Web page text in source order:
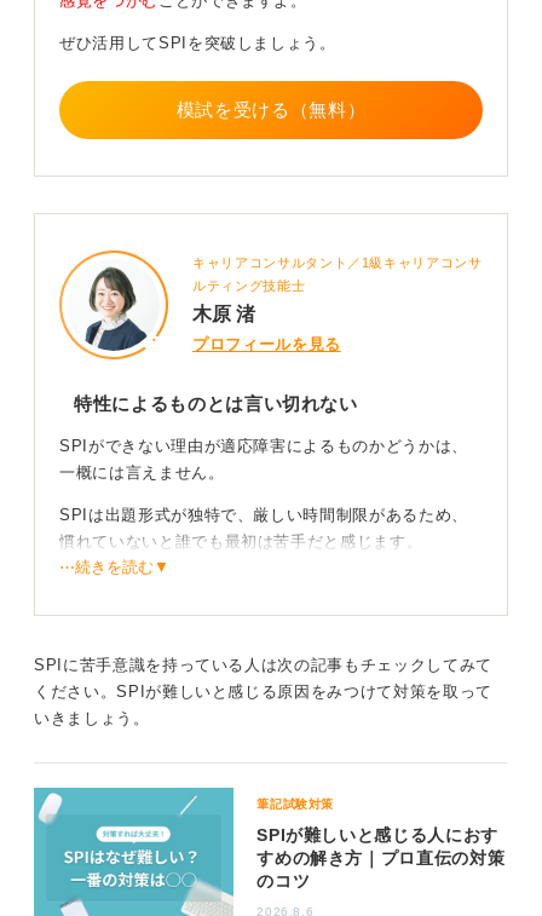
土俵を選ぶことも重要な戦略だと覚えておきましょう。
ぜひ活用してSPIを突破しましょう。
模試を受ける（無料）
キャリアコンサルタント／1級キャリアコンサ
ルティング技能士
木原 渚
プロフィールを見る
特性によるものとは言い切れない
SPIができない理由が適応障害によるものかどうかは、
一概には言えません。
SPIは出題形式が独特で、厳しい時間制限があるため、
慣れていないと誰でも最初は苦手だと感じます。
ではありませんが、「SPIが苦手＝発達障害」と短絡的
に結び付けるのは適切ではありません。
対策は「慣れ」が一番！ 参考書の反復と時間管理を
徹底しよう
対策としては、まず参考書を1冊決めて繰り返し解き、出
題パターンに慣れることが最も重要です。苦手の原因を
⋯続きを読む▼
SPIに苦手意識を持っている人は次の記事もチェックしてみて
ください。SPIが難しいと感じる原因をみつけて対策を取って
いきましょう。
筆記試験対策
SPIが難しいと感じる人におす
すめの解き方｜プロ直伝の対策
のコツ
2026.8.6